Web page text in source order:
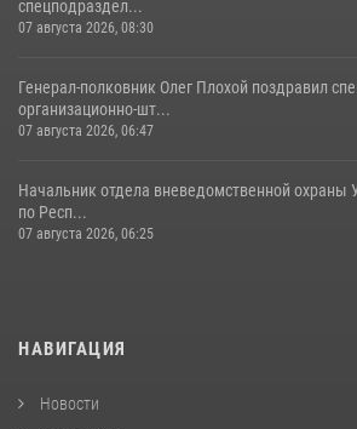
спецподраздел...
07 августа 2026, 08:30
Генерал-полковник Олег Плохой поздравил
организационно-шт...
07 августа 2026, 06:47
Начальник отдела вневедомственной охраны
по Респ...
07 августа 2026, 06:25
НАВИГАЦИЯ
Новости